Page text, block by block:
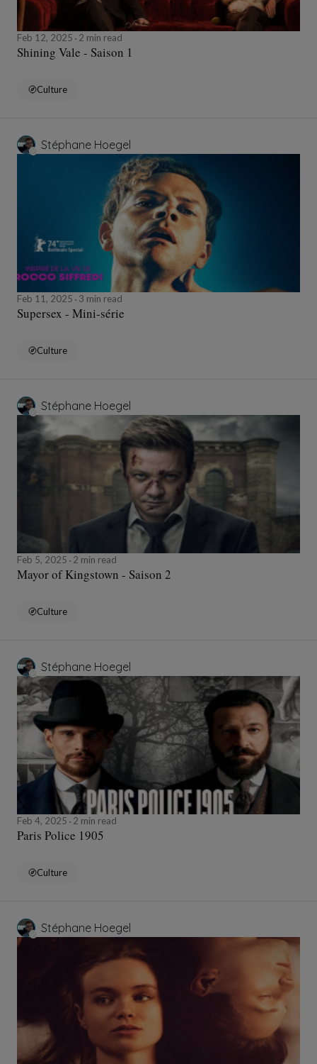
Feb 12, 2025 2 min read
Shining Vale - Saison 1
Culture
Stéphane Hoegel
Feb 11, 2025 3 min read
Supersex - Mini-série
Culture
Stéphane Hoegel
Feb 5, 2025 2 min read
Mayor of Kingstown - Saison 2
Culture
Stéphane Hoegel
Feb 4, 2025 2 min read
Paris Police 1905
Culture
Stéphane Hoegel